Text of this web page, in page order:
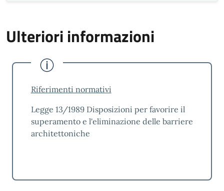
Ulteriori informazioni
Riferimenti normativi
Legge 13/1989 Disposizioni per favorire il
superamento e l'eliminazione delle barriere
architettoniche